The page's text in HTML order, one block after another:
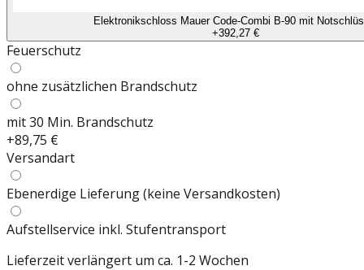
Elektronikschloss Mauer Code-Combi B-90 mit
+392,27 €
Feuerschutz
ohne zusätzlichen Brandschutz
mit 30 Min. Brandschutz
+89,75 €
Versandart
Ebenerdige Lieferung (keine Versandkosten)
Aufstellservice inkl. Stufentransport
Lieferzeit verlängert um ca. 1-2 Wochen